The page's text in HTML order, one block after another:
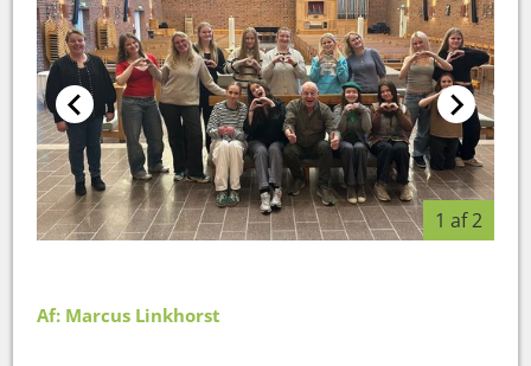
1 af 2
Af: Marcus Linkhorst